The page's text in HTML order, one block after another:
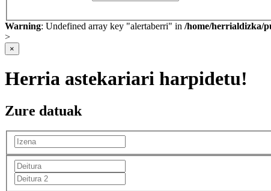
Warning: Undefined array key "alertaberri" in /home/herrialdizka/
>
×
Herria astekariari harpidetu!
Zure datuak